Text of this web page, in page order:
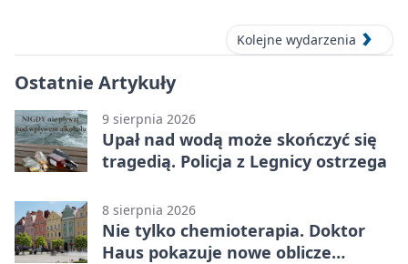
Kolejne wydarzenia
Ostatnie Artykuły
9 sierpnia 2026
Upał nad wodą może skończyć się
tragedią. Policja z Legnicy ostrzega
8 sierpnia 2026
Nie tylko chemioterapia. Doktor
Haus pokazuje nowe oblicze